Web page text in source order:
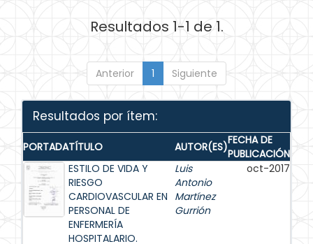
Resultados 1-1 de 1.
Anterior 1 Siguiente
Resultados por ítem:
PORTADATÍTULO AUTOR(ES)FECHA DE
PUBLICACIÓN
ESTILO DE VIDA Y
RIESGO
CARDIOVASCULAR EN
PERSONAL DE
ENFERMERÍA
HOSPITALARIO.
Luis
Antonio
Martínez
Gurrión
oct-2017